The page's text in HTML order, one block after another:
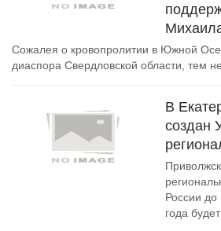
Сожалея о кровопролитии в Южной
диаспора Свердловской области, тем
В
создан
России до
года